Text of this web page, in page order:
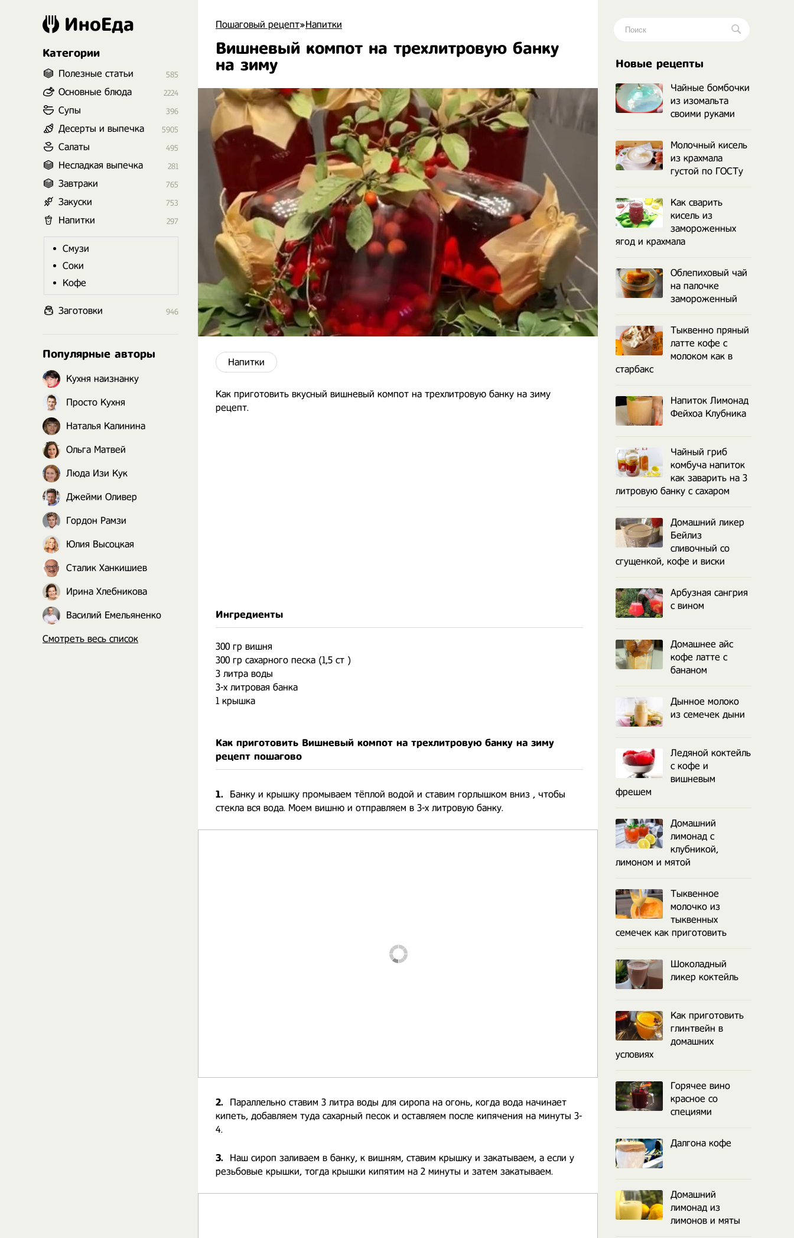
Пошаговый рецепт»Напитки
Вишневый компот на трехлитровую банку
на зиму
Напитки
Как приготовить вкусный вишневый компот на трехлитровую банку на зиму
рецепт.
Ингредиенты
300 гр вишня
300 гр сахарного песка (1,5 ст )
3 литра воды
3-х литровая банка
1 крышка
Как приготовить Вишневый компот на трехлитровую банку на зиму
рецепт пошагово
1.
Банку и крышку промываем тёплой водой и ставим горлышком вниз , чтобы
стекла вся вода. Моем вишню и отправляем в 3-х литровую банку.
2.
Параллельно ставим 3 литра воды для сиропа на огонь, когда вода начинает
кипеть, добавляем туда сахарный песок и оставляем после кипячения на минуты 3-
4.
3.
Наш сироп заливаем в банку, к вишням, ставим крышку и закатываем, а если у
резьбовые крышки, тогда крышки кипятим на 2 минуты и затем закатываем.
ИноЕда
Категории
Полезные статьи 585
Основные блюда 2224
Супы 396
Десерты и выпечка 5905
Салаты 495
Несладкая выпечка 281
Завтраки 765
Закуски 753
Напитки 297
Смузи
Соки
Кофе
Заготовки 946
Популярные авторы
Кухня наизнанку
Просто Кухня
Наталья Калинина
Ольга Матвей
Люда Изи Кук
Джейми Оливер
Гордон Рамзи
Юлия Высоцкая
Сталик Ханкишиев
Ирина Хлебникова
Василий Емельяненко
Смотреть весь список
Новые рецепты
Чайные бомбочки
из изомальта
своими руками
Молочный кисель
из крахмала
густой по ГОСТу
Как сварить
кисель из
замороженных
ягод и крахмала
Облепиховый чай
на палочке
замороженный
Тыквенно пряный
латте кофе с
молоком как в
старбакс
Напиток Лимонад
Фейхоа Клубника
Чайный гриб
комбуча напиток
как заварить на 3
литровую банку с сахаром
Домашний ликер
Бейлиз
сливочный со
сгущенкой, кофе и виски
Арбузная сангрия
с вином
Домашнее айс
кофе латте с
бананом
Дынное молоко
из семечек дыни
Ледяной коктейль
с кофе и
вишневым
фрешем
Домашний
лимонад с
клубникой,
лимоном и мятой
Тыквенное
молочко из
тыквенных
семечек как приготовить
Шоколадный
ликер коктейль
Как приготовить
глинтвейн в
домашних
условиях
Горячее вино
красное со
специями
Далгона кофе
Домашний
лимонад из
лимонов и мяты